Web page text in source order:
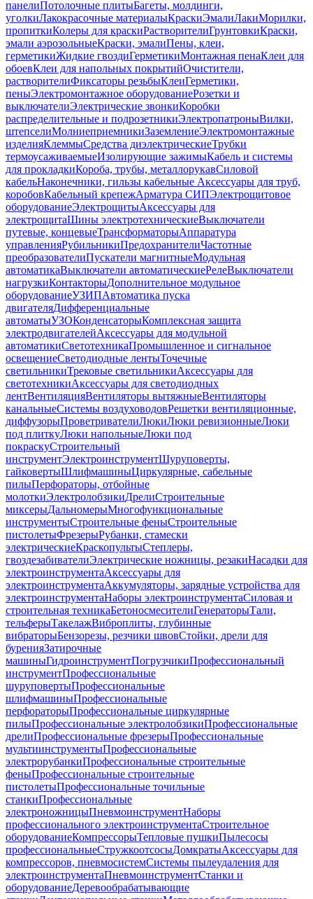
панелиПотолочные плитыБагеты, молдинги,
уголкиЛакокрасочные материалыКраскиЭмалиЛакиМорилки,
пропиткиКолеры для краскиРастворителиГрунтовкиКраски,
эмали аэрозольныеКраски, эмалиПены, клеи,
герметикиЖидкие гвоздиГерметикиМонтажная пенаКлеи для
обоевКлеи для напольных покрытийОчистители,
растворителиФиксаторы резьбыКлеиГерметики,
пеныЭлектромонтажное оборудованиеРозетки и
выключателиЭлектрические звонкиКоробки
распределительные и подрозетникиЭлектропатроныВилки,
штепселиМолниеприемникиЗаземлениеЭлектромонтажные
изделияКлеммыСредства диэлектрическиеТрубки
термоусаживаемыеИзолирующие зажимыКабель и системы
для прокладкиКороба, трубы, металлорукавСиловой
кабельНаконечники, гильзы кабельные Аксессуары для труб,
коробовКабельный крепежАрматура СИПЭлектрощитовое
оборудованиеЭлектрощитыАксессуары для
электрощитаШины электротехническиеВыключатели
путевые, концевыеТрансформаторыАппаратура
управленияРубильникиПредохранителиЧастотные
преобразователиПускатели магнитныеМодульная
автоматикаВыключатели автоматическиеРелеВыключатели
нагрузкиКонтакторыДополнительное модульное
оборудованиеУЗИПАвтоматика пуска
двигателяДифференциальные
автоматыУЗОКонденсаторыКомплексная защита
электродвигателейАксессуары для модульной
автоматикиСветотехникаПромышленное и сигнальное
освещениеСветодиодные лентыТочечные
светильникиТрековые светильникиАксессуары для
светотехникиАксессуары для светодиодных
лентВентиляцияВентиляторы вытяжныеВентиляторы
канальныеСистемы воздуховодовРешетки вентиляционные,
диффузорыПроветривателиЛюкиЛюки ревизионныеЛюки
под плиткуЛюки напольныеЛюки под
покраскуСтроительный
инструментЭлектроинструментШуруповерты,
гайковертыШлифмашиныЦиркулярные, сабельные
пилыПерфораторы, отбойные
молоткиЭлектролобзикиДрелиСтроительные
миксерыДальномерыМногофункциональные
инструментыСтроительные феныСтроительные
пистолетыФрезерыРубанки, стамески
электрическиеКраскопультыСтеплеры,
гвоздезабивателиЭлектрические ножницы, резакиНасадки для
электроинструментаАксессуары для
электроинструментаАккумуляторы, зарядные устройства для
электроинструментаНаборы электроинструментаСиловая и
строительная техникаБетоносмесителиГенераторыТали,
тельферыТакелажВиброплиты, глубинные
вибраторыБензорезы, резчики швовСтойки, дрели для
буренияЗатирочные
машиныГидроинструментПогрузчикиПрофессиональный
инструментПрофессиональные
шуруповертыПрофессиональные
шлифмашиныПрофессиональные
перфораторыПрофессиональные циркулярные
пилыПрофессиональные электролобзикиПрофессиональные
дрелиПрофессиональные фрезерыПрофессиональные
мультиинструментыПрофессиональные
электрорубанкиПрофессиональные строительные
феныПрофессиональные строительные
пистолетыПрофессиональные точильные
станкиПрофессиональные
электроножницыПневмоинструментНаборы
профессионального электроинструментаСтроительное
оборудованиеКомпрессорыТепловые пушкиПылесосы
профессиональныеСтружкоотсосыДомкратыАксессуары для
компрессоров, пневмосистемСистемы пылеудаления для
электроинструментаПневмоинструментСтанки и
оборудованиеДеревообрабатывающие